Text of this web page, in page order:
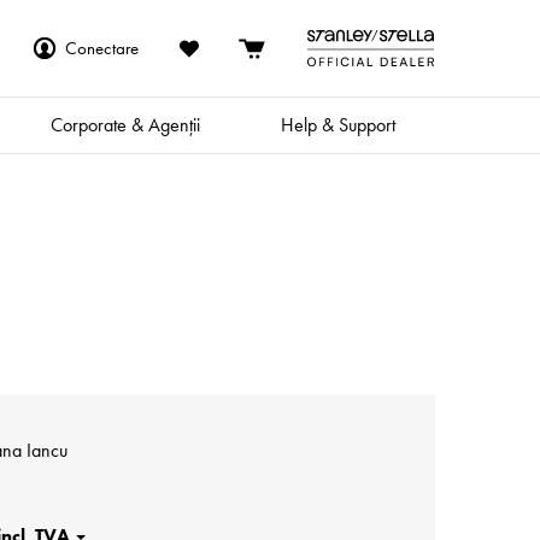
Conectare
Corporate & Agenții Help & Support
Iancu